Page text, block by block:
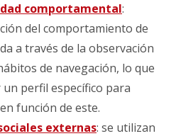
comportamental:
del comportamiento de
a través de la observación
de navegación, lo que
perfil específico para
función de este.
externas: se utilizan